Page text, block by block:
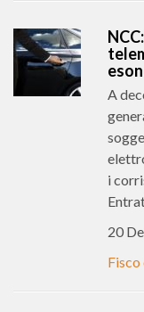
A
i
20